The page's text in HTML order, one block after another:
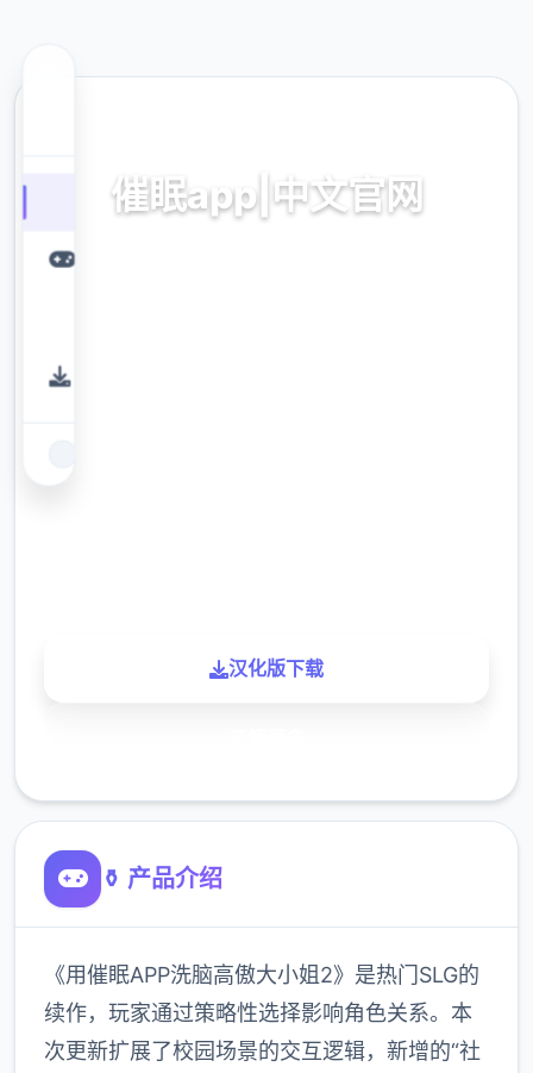
催眠app|中文官网
汉化版下载
⚱️ 产品介绍
《用催眠APP洗脑高傲大小姐2》是热门SLG的
续作，玩家通过策略性选择影响角色关系。本
次更新扩展了校园场景的交互逻辑，新增的“社